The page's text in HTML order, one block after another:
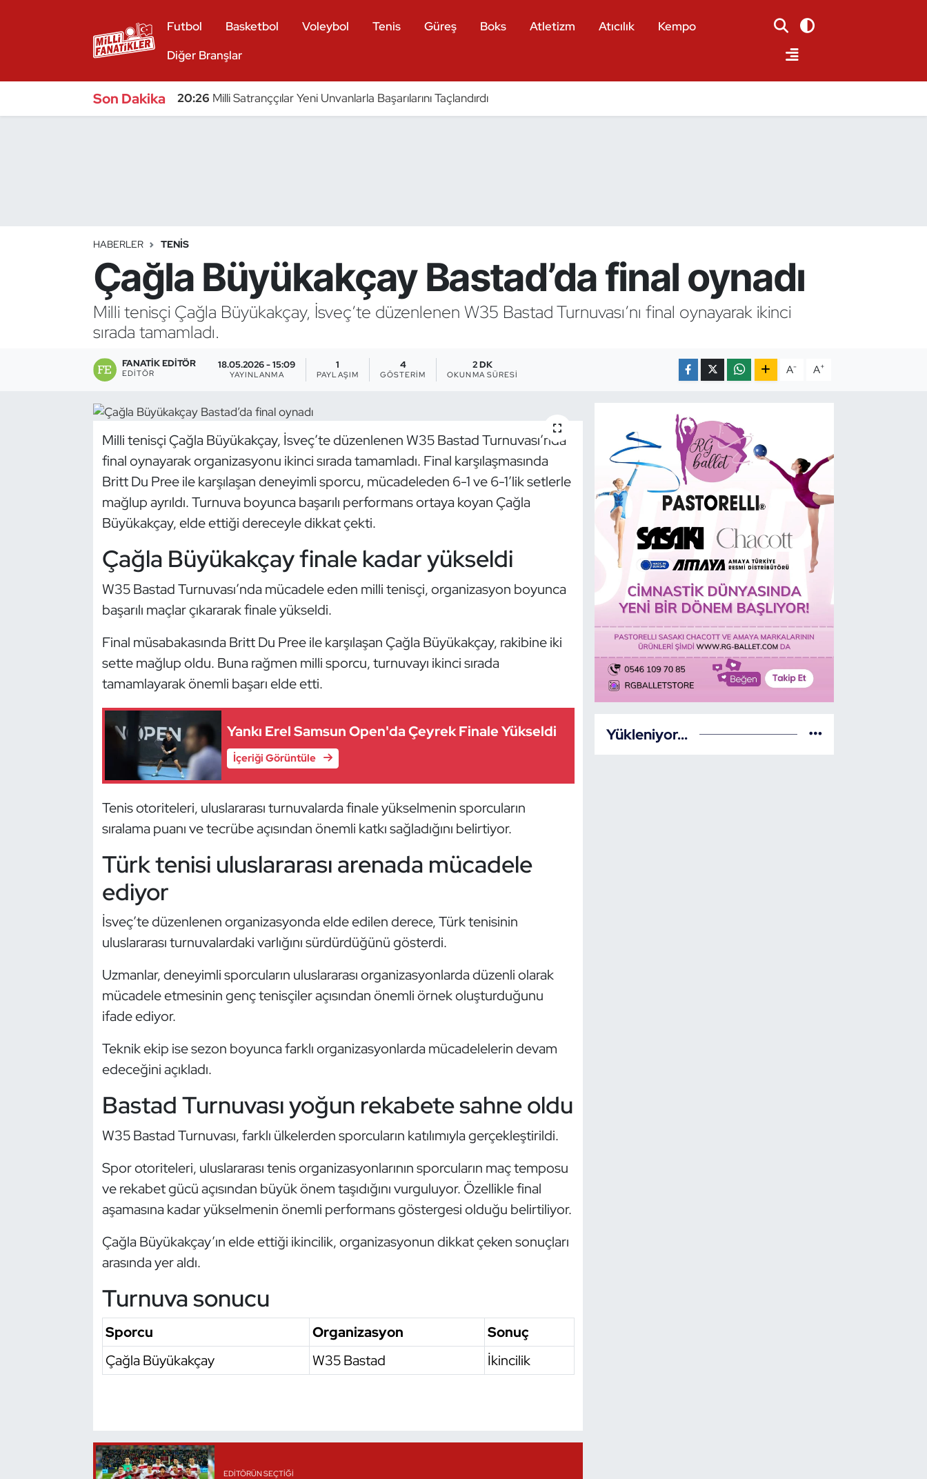
Futbol Basketbol Voleybol Tenis Güreş Boks Atletizm Atıcılık
Kempo
Diğer Branşlar
Son Dakika 20:26 Milli Satranççılar Yeni Unvanlarla Başarılarını Taçlandırdı
HABERLER TENIS
Çağla Büyükakçay Bastad’da final oynadı
Milli tenisçi Çağla Büyükakçay, İsveç’te düzenlenen W35 Bastad Turnuvası’nı final oynayarak ikinci
sırada tamamladı.
FANATIK EDITÖR
EDITÖR
18.05.2026 - 15:09
YAYINLANMA
1
PAYLAŞIM
4
GÖSTERIM
2 DK
OKUNMA SÜRESI A- A+
Milli tenisçi Çağla Büyükakçay, İsveç’te düzenlenen W35 Bastad Turnuvası’nda
final oynayarak organizasyonu ikinci sırada tamamladı. Final karşılaşmasında
Britt Du Pree ile karşılaşan deneyimli sporcu, mücadeleden 6-1 ve 6-1’lik setlerle
mağlup ayrıldı. Turnuva boyunca başarılı performans ortaya koyan Çağla
Büyükakçay, elde ettiği dereceyle dikkat çekti.
Çağla Büyükakçay finale kadar yükseldi
W35 Bastad Turnuvası’nda mücadele eden milli tenisçi, organizasyon boyunca
başarılı maçlar çıkararak finale yükseldi.
Final müsabakasında Britt Du Pree ile karşılaşan Çağla Büyükakçay, rakibine iki
sette mağlup oldu. Buna rağmen milli sporcu, turnuvayı ikinci sırada
tamamlayarak önemli başarı elde etti.
Yankı Erel Samsun Open'da Çeyrek Finale Yükseldi
İçeriği Görüntüle
Tenis otoriteleri, uluslararası turnuvalarda finale yükselmenin sporcuların
sıralama puanı ve tecrübe açısından önemli katkı sağladığını belirtiyor.
Türk tenisi uluslararası arenada mücadele
ediyor
İsveç’te düzenlenen organizasyonda elde edilen derece, Türk tenisinin
uluslararası turnuvalardaki varlığını sürdürdüğünü gösterdi.
Uzmanlar, deneyimli sporcuların uluslararası organizasyonlarda düzenli olarak
mücadele etmesinin genç tenisçiler açısından önemli örnek oluşturduğunu
ifade ediyor.
Teknik ekip ise sezon boyunca farklı organizasyonlarda mücadelelerin devam
edeceğini açıkladı.
Bastad Turnuvası yoğun rekabete sahne oldu
W35 Bastad Turnuvası, farklı ülkelerden sporcuların katılımıyla gerçekleştirildi.
Spor otoriteleri, uluslararası tenis organizasyonlarının sporcuların maç temposu
ve rekabet gücü açısından büyük önem taşıdığını vurguluyor. Özellikle final
aşamasına kadar yükselmenin önemli performans göstergesi olduğu belirtiliyor.
Çağla Büyükakçay’ın elde ettiği ikincilik, organizasyonun dikkat çeken sonuçları
arasında yer aldı.
Turnuva sonucu
Sporcu Organizasyon
Sonuç
Çağla Büyükakçay
W35 Bastad İkincilik
EDITÖRÜN SEÇTIĞI
Yükleniyor...
Bocce Bowling Dart
Dans Sporları
Dövüş Sanatı
Hava Sporları
İşitme Engelli Sporcular
Judo ve Kuraş
Kano ve Rafting